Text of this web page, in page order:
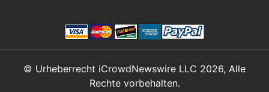
© Urheberrecht iCrowdNewswire LLC 2026, Alle
Rechte vorbehalten.